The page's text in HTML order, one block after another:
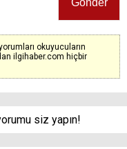
okuyucuların
ilgihaber.com hiçbir
siz yapın!